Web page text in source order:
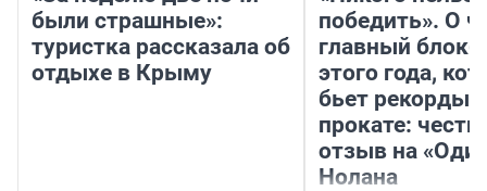
были страшные»:
туристка рассказала об
отдыхе в Крыму
победить». О
главный
этого года,
бьет рекорды в
прокате:
отзыв на
Нолана